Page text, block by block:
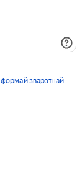
формай зваротнай